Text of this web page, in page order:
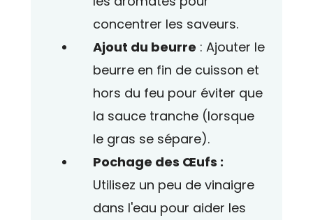
concentrer les saveurs.
Ajout du beurre : Ajouter le
beurre en fin de cuisson et
hors du feu pour éviter que
la sauce tranche (lorsque
le gras se sépare).
Pochage des Œufs :
Utilisez un peu de vinaigre
dans l'eau pour aider les